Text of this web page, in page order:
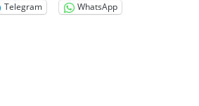
Telegram WhatsApp